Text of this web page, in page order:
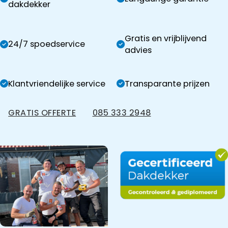
dakdekker
24/7 spoedservice
Gratis en vrijblijvend
advies
Klantvriendelijke service Transparante prijzen
GRATIS OFFERTE 085 333 2948